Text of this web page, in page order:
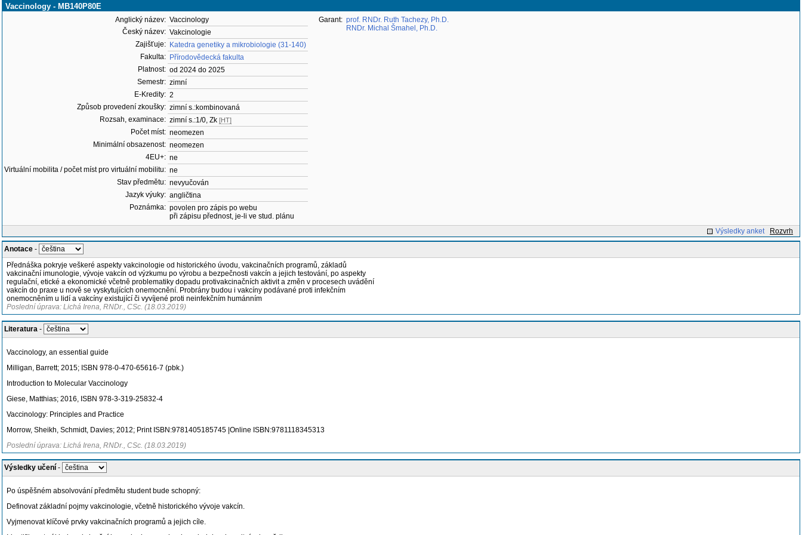
Vaccinology - MB140P80E
Anglický název: Vaccinology
Český název: Vakcinologie
Zajišťuje: Katedra genetiky a mikrobiologie (31-140)
Fakulta: Přírodovědecká fakulta
Platnost: od 2024 do 2025
Semestr: zimní
E-Kredity: 2
Způsob provedení zkoušky: zimní s.:kombinovaná
Rozsah, examinace: zimní s.:1/0, Zk [HT]
Počet míst: neomezen
Minimální obsazenost: neomezen
4EU+: ne
Virtuální mobilita / počet míst pro virtuální mobilitu: ne
Stav předmětu: nevyučován
Jazyk výuky: angličtina
Poznámka: povolen pro zápis po webu
při zápisu přednost, je-li ve stud. plánu
Garant: prof. RNDr. Ruth Tachezy, Ph.D.
RNDr. Michal Šmahel, Ph.D.
Výsledky anket Rozvrh
Anotace -
Přednáška pokryje veškeré aspekty vakcinologie od historického úvodu, vakcinačních programů, základů
vakcinační imunologie, vývoje vakcín od výzkumu po výrobu a bezpečnosti vakcín a jejich testování, po aspekty
regulační, etické a ekonomické včetně problematiky dopadu protivakcinačních aktivit a změn v procesech uvádění
vakcín do praxe u nově se vyskytujících onemocnění. Probrány budou i vakcíny podávané proti infekčním
onemocněním u lidí a vakcíny existující či vyvíjené proti neinfekčním humánním
Poslední úprava: Lichá Irena, RNDr., CSc. (18.03.2019)
Literatura -
Vaccinology, an essential guide
Milligan, Barrett; 2015; ISBN 978-0-470-65616-7 (pbk.)
Introduction to Molecular Vaccinology
Giese, Matthias; 2016, ISBN 978-3-319-25832-4
Vaccinology: Principles and Practice
Morrow, Sheikh, Schmidt, Davies; 2012; Print ISBN:9781405185745 |Online ISBN:9781118345313
Poslední úprava: Lichá Irena, RNDr., CSc. (18.03.2019)
Výsledky učení -
Po úspěšném absolvování předmětu student bude schopný:
Definovat základní pojmy vakcinologie, včetně historického vývoje vakcín.
Vyjmenovat klíčové prvky vakcinačních programů a jejich cíle.